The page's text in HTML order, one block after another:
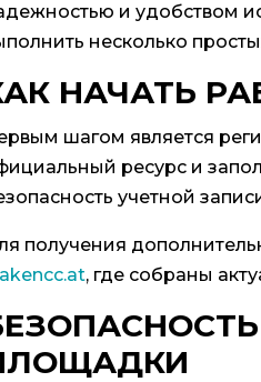
и удобством
несколько
НАЧАТЬ
шагом является
ресурс и
учетной
получения
, где собраны